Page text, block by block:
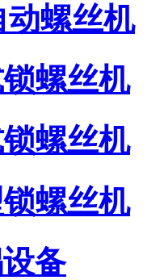
动螺丝机
螺丝机
螺丝机
螺丝机
备